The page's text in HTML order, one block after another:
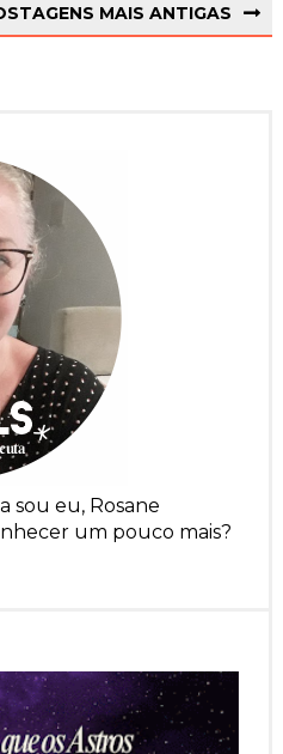
MAIS ANTIGAS
sou eu, Rosane
um pouco mais?